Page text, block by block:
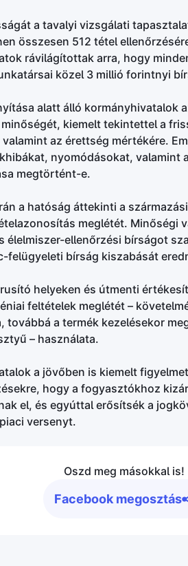
a tavalyi vizsgálati
összesen 512 tétel
rávilágítottak arra, hogy
közel 3 millió forintnyi
alatt álló kormányhivatalok
kiemelt tekintettel a
az érettség mértékére.
nyomódásokat, valamint
megtörtént-e.
a hatóság áttekinti a
meglétét. Minőségi
élelmiszer-ellenőrzési bírságot
felügyeleti bírság kiszabását
helyeken és útmenti
feltételek meglétét –
továbbá a termék kezelésekor
– használata.
a jövőben is kiemelt
hogy a fogyasztókhoz
el, és egyúttal erősítsék a
versenyt.
Oszd meg másokkal is!
Facebook megosztás